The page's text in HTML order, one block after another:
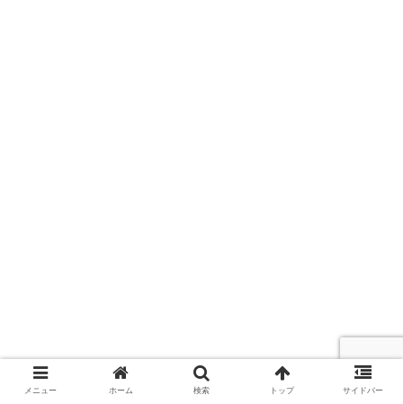
メニュー ホーム 検索 トップ サイドバー